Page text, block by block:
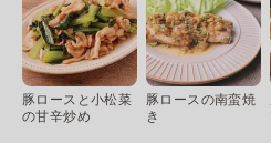
豚ロースと小松菜
の甘辛炒め
豚ロースの南蛮焼
き